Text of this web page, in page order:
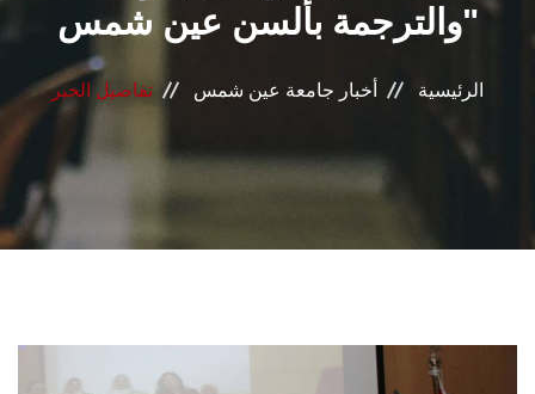
المراكز والوحدات
الأنظمة الذكية
الإعلام
تواصل معنا
هيئة التدريس
والترجمة بألسن عين شمس"
الرئيسية أخبار جامعة عين شمس تفاصيل الخبر